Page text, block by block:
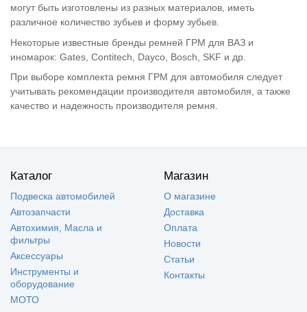
могут быть изготовлены из разных материалов, иметь
различное количество зубьев и форму зубьев.
Некоторые известные бренды ремней ГРМ для ВАЗ и
иномарок: Gates, Contitech, Dayco, Bosch, SKF и др.
При выборе комплекта ремня ГРМ для автомобиля следует
учитывать рекомендации производителя автомобиля, а также
качество и надежность производителя ремня.
Каталог
Подвеска автомобилей
Автозапчасти
Автохимия, Масла и
фильтры
Аксессуары
Инструменты и
оборудование
МОТО
Магазин
О магазине
Доставка
Оплата
Новости
Статьи
Контакты